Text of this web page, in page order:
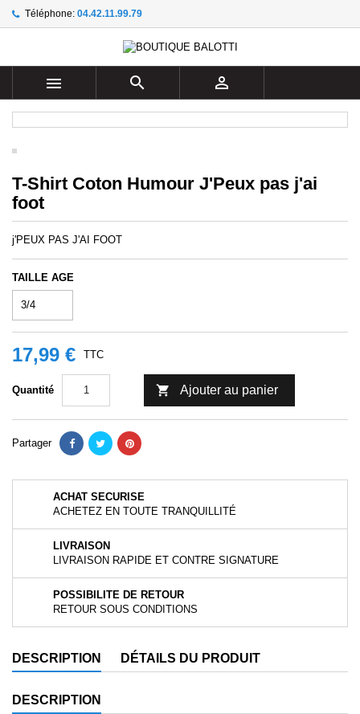
Téléphone: 04.42.11.99.79
  
T-Shirt Coton Humour J'Peux pas j'ai
foot
j'PEUX PAS J'AI FOOT
TAILLE AGE
17,99 € TTC
Quantité  Ajouter au panier
Partager
ACHAT SECURISE
ACHETEZ EN TOUTE TRANQUILLITÉ
LIVRAISON
LIVRAISON RAPIDE ET CONTRE SIGNATURE
POSSIBILITE DE RETOUR
RETOUR SOUS CONDITIONS
DESCRIPTION DÉTAILS DU PRODUIT
DESCRIPTION
Ajouter à ma liste d'envies ×
add_circle_outline
((title)) ×
((label))
Connexion ×
votre liste d'envies.